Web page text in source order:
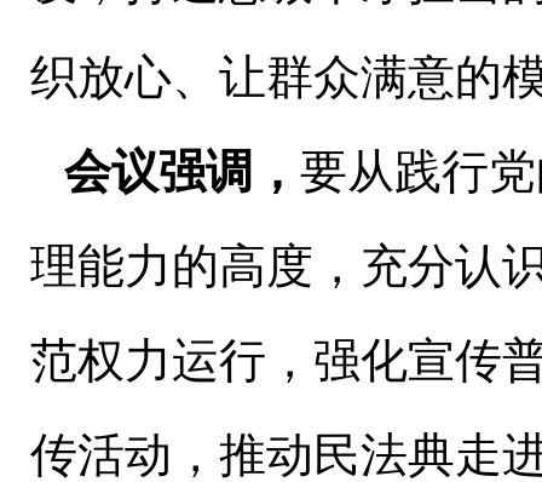
织放心、让群众满意的
会议强调， 要从践行
理能力的高度，充分认
范权力运行，强化宣传
传活动，推动民法典走